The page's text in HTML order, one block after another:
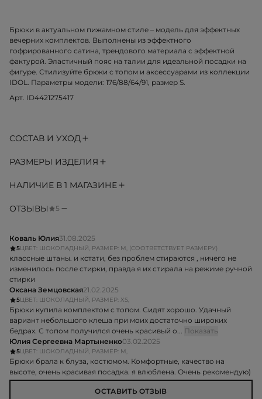
Брюки в актуальном пижамном стиле – модель для эффектных
вечерних комплектов. Выполнены из эффектного
гофрированного сатина, трендового материала с эффектной
фактурой. Эластичный пояс на талии для идеальной посадки на
фигуре. Стилизуйте брюки с топом и аксессуарами из коллекции
IDOL. Параметры модели: 176/88/64/91, размер S.
Арт. ID4421275417
СОСТАВ И УХОД
РАЗМЕРЫ ИЗДЕЛИЯ
НАЛИЧИЕ В 1 МАГАЗИНЕ
ОТЗЫВЫ 5
Коваль Юлия31.08.2025
5ЦВЕТ: ШОКОЛАДНЫЙ, РАЗМЕР: M, (СООТВЕТСТВУЕТ РАЗМЕРУ)
классные штаны. и кстати, без проблем стираются , ничего не
изменилось после стирки, правда я их стирала на режиме ручной
стирки
Оксана Земцовская21.02.2025
5ЦВЕТ: ШОКОЛАДНЫЙ, РАЗМЕР: XS,
Брюки купила комплектом с топом. Сидят хорошо. Удачный
вариант небольшого клеша при моих достаточно широких
бедрах. С топом получился очень красивый о... Показать
Юлия Сергеевна Мартыненко03.02.2025
5ЦВЕТ: ШОКОЛАДНЫЙ, РАЗМЕР: M,
Брюки брала к блуза, костюмом. Комфортные, качество на
высоте, очень красивая посадка. я влюблена. Очень рекомендую)
ОСТАВИТЬ ОТЗЫВ